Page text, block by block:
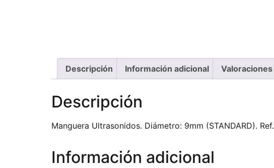
Descripción Información adicional
Descripción
Manguera Ultrasonidos. Diámetro: 9mm (STANDARD).
Información adicional